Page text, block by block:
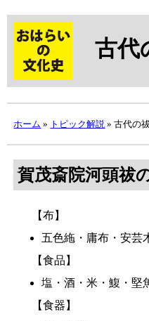
古代
ホーム » トピック解説 » 古代の
賀茂斎院河頭祓
【布】
五色絁 ・庸布・安芸
【食品】
塩・酒・米・鰒 ・堅
【食器】